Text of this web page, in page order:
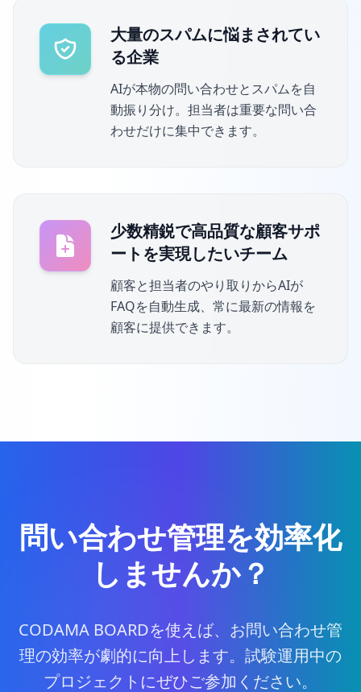
大量のスパムに悩まされてい
る企業
AIが本物の問い合わせとスパムを自
動振り分け。担当者は重要な問い合
わせだけに集中できます。
少数精鋭で高品質な顧客サポ
ートを実現したいチーム
顧客と担当者のやり取りからAIが
FAQを自動生成、常に最新の情報を
顧客に提供できます。
問い合わせ管理を効率化
しませんか？
CODAMA BOARDを使えば、お問い合わせ管
理の効率が劇的に向上します。試験運用中の
プロジェクトにぜひご参加ください。